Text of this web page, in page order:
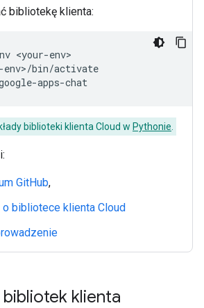
bibliotekę klienta:
<your-env>
env>/bin/activate
apps-chat
biblioteki klienta Cloud w Pythonie
GitHub,
o bibliotece klienta Cloud
klienta